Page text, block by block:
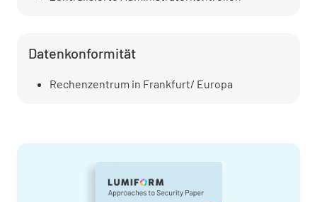
Datenkonformität
Rechenzentrum in Frankfurt/ Europa